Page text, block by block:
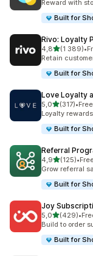
Reward with
Built for
Rivo: Loyalty
4,8na 5(1 389)
Łączna liczba•
Retain
Built for
Love Loyalty
5,0na 5(317)
Łączna liczba
•
Loyalty
Built for
Referral
4,9na 5(125)
Łączna liczba
•
Grow referral
Built for
Joy
5,0na 5(429)
Łączna liczba
•
Build to order
Built for